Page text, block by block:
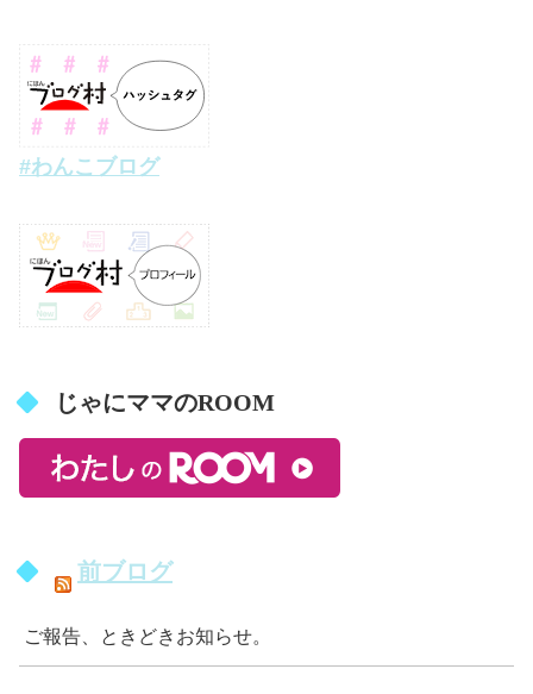
#わんこブログ
じゃにママのROOM
前ブログ
ご報告、ときどきお知らせ。